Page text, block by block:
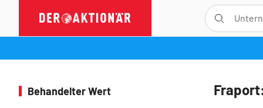
Behandelter Wert